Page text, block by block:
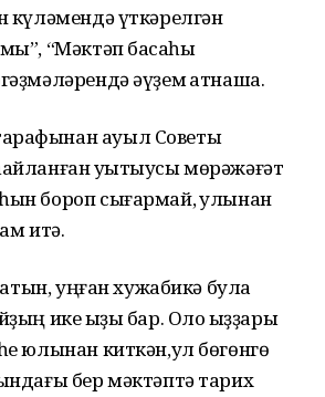
күләмендә үткәрелгән
“Мәктәп баҡсаһы
әүҙем ҡатнаша.
ауыл Советы
уҡытыусы мөрәжәғәт
бороп сығармай, ҡулынан
итә.
уңған хужабикә була
ике ҡыҙы бар. Оло ҡыҙҙары
юлынан киткән,ул бөгөнгө
бер мәктәптә тарих